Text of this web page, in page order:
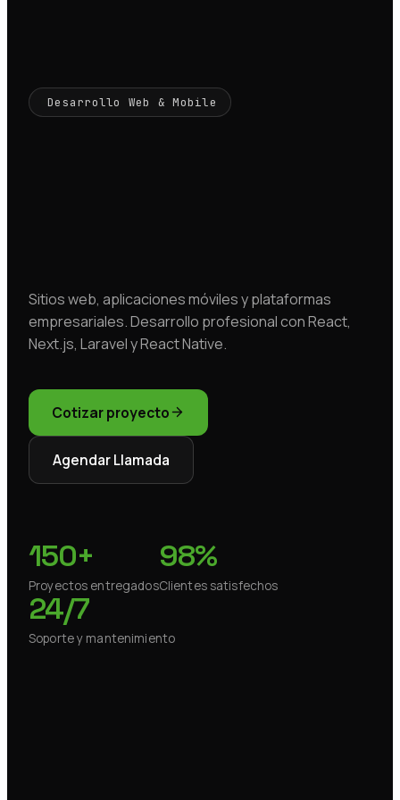
Desarrollo Web & Mobile
Sitios web, aplicaciones móviles y plataformas
empresariales. Desarrollo profesional con React,
Next.js, Laravel y React Native.
Cotizar proyecto
Agendar Llamada
150+
Proyectos entregados
98%
Clientes satisfechos
24/7
Soporte y mantenimiento